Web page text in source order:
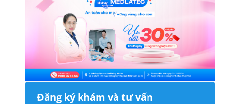
Đăng ký khám và tư vấn